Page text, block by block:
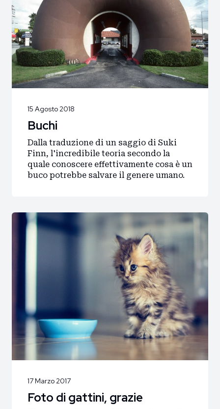
Home
Intro
Blog
Storie
Collaborazioni
15 Agosto 2018
Buchi
Dalla traduzione di un saggio di Suki
Finn, l'incredibile teoria secondo la
quale conoscere effettivamente cosa è un
buco potrebbe salvare il genere umano.
17 Marzo 2017
Foto di gattini, grazie